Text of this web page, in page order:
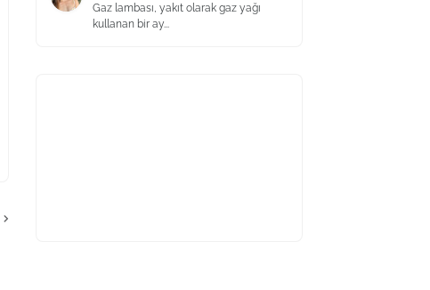
Gaz lambası, yakıt olarak gaz yağı
kullanan bir ay...